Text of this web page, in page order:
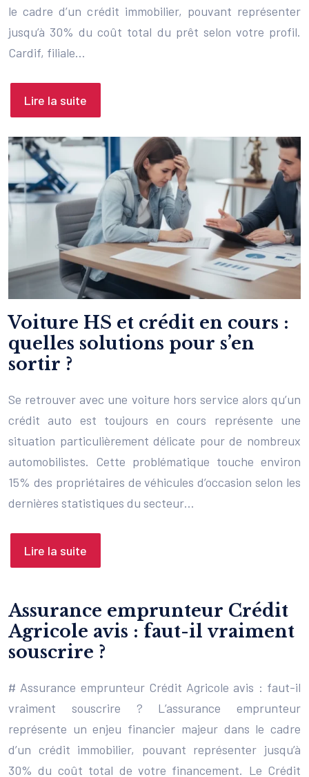
le cadre d’un crédit immobilier, pouvant représenter
jusqu’à 30% du coût total du prêt selon votre profil.
Cardif, filiale…
Lire la suite
Voiture HS et crédit en cours :
quelles solutions pour s’en
sortir ?
Se retrouver avec une voiture hors service alors qu’un
crédit auto est toujours en cours représente une
situation particulièrement délicate pour de nombreux
automobilistes. Cette problématique touche environ
15% des propriétaires de véhicules d’occasion selon les
dernières statistiques du secteur…
Lire la suite
Assurance emprunteur Crédit
Agricole avis : faut-il vraiment
souscrire ?
# Assurance emprunteur Crédit Agricole avis : faut-il
vraiment souscrire ? L’assurance emprunteur
représente un enjeu financier majeur dans le cadre
d’un crédit immobilier, pouvant représenter jusqu’à
30% du coût total de votre financement. Le Crédit